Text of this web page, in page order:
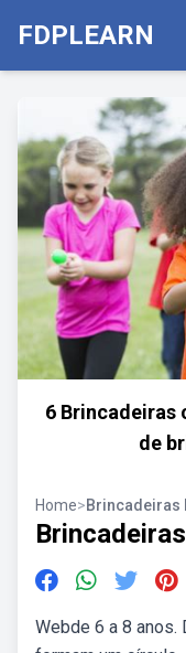
FDPLEARN
6 Brincadeiras
de
Home>Brincadeiras
Webde 6 a 8 anos.